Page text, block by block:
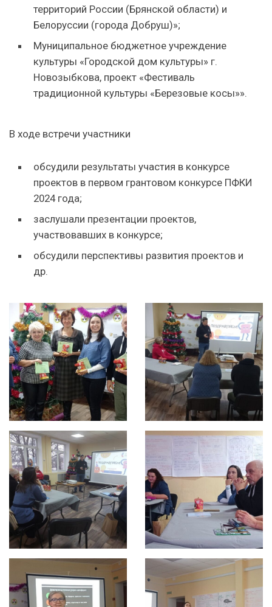
территорий России (Брянской области) и
Белоруссии (города Добруш)»;
Муниципальное бюджетное учреждение
культуры «Городской дом культуры» г.
Новозыбкова, проект «Фестиваль
традиционной культуры «Березовые косы»».
В ходе встречи участники
обсудили результаты участия в конкурсе
проектов в первом грантовом конкурсе ПФКИ
2024 года;
заслушали презентации проектов,
участвовавших в конкурсе;
обсудили перспективы развития проектов и
др.